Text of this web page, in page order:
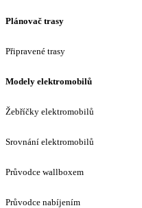
Plánovač trasy
Připravené trasy
Modely elektromobilů
Žebříčky elektromobilů
Srovnání elektromobilů
Průvodce wallboxem
Průvodce nabíjením